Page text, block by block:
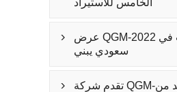

عرض QGM-زينيث في 2022
سعودي يبني

تقدم شركة QGM-زينيث المزيد من